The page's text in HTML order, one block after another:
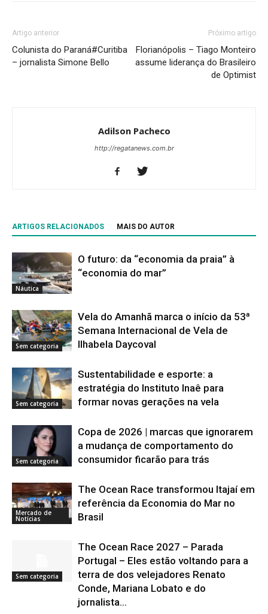
Artigo anterior
Colunista do Paraná#Curitiba
– jornalista Simone Bello
Próximo artigo
Florianópolis – Tiago Monteiro
assume liderança do Brasileiro
de Optimist
Adilson Pacheco
http://regatanews.com.br
ARTIGOS RELACIONADOS MAIS DO AUTOR
Náutica
O futuro: da “economia da praia” à
“economia do mar”
Sem categoria
Vela do Amanhã marca o início da 53ª
Semana Internacional de Vela de
Ilhabela Daycoval
Sem categoria
Sustentabilidade e esporte: a
estratégia do Instituto Inaê para
formar novas gerações na vela
Sem categoria
Copa de 2026 | marcas que ignorarem
a mudança de comportamento do
consumidor ficarão para trás
Mercado de
Notícias
The Ocean Race transformou Itajaí em
referência da Economia do Mar no
Brasil
Sem categoria
The Ocean Race 2027 – Parada
Portugal – Eles estão voltando para a
terra de dos velejadores Renato
Conde, Mariana Lobato e do
jornalista...